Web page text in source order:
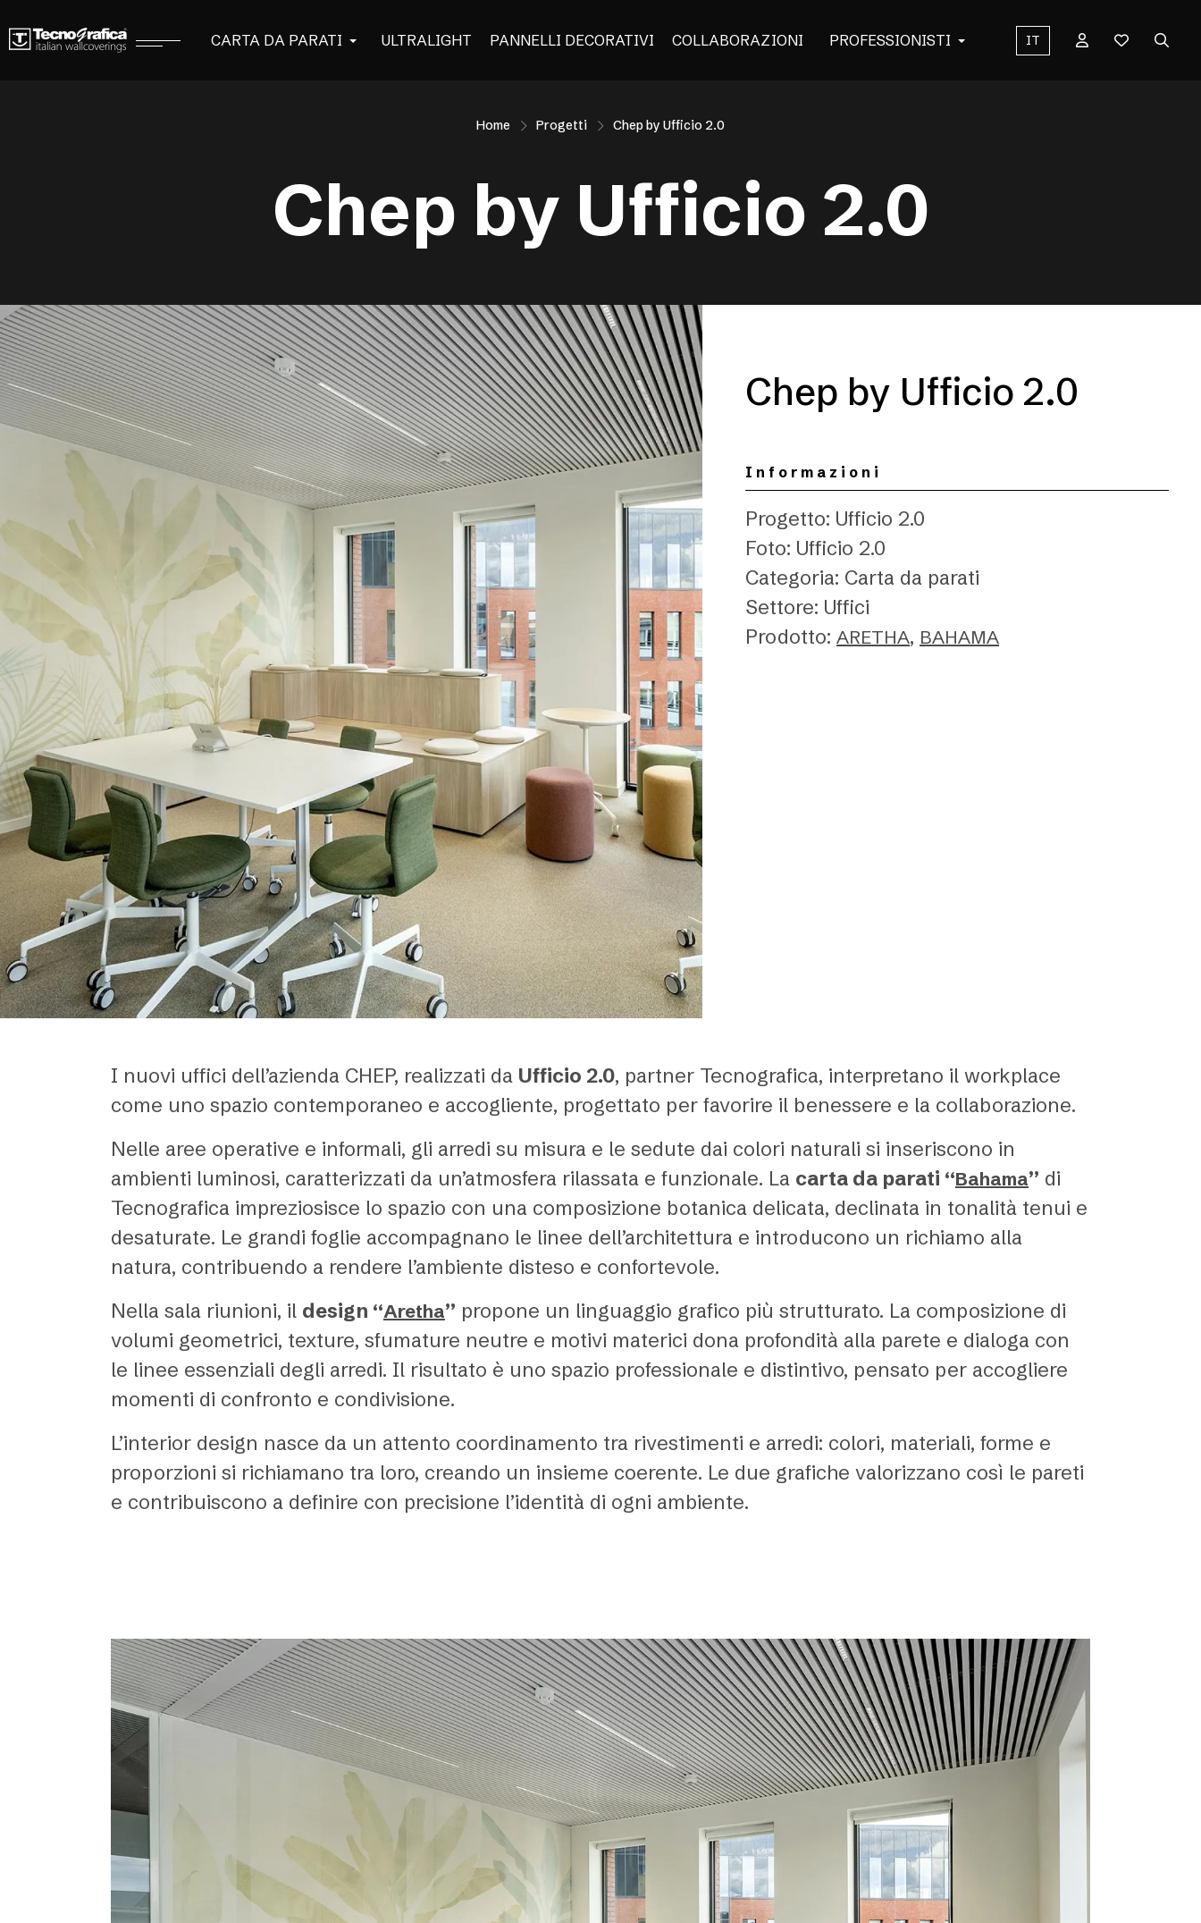
CARTA DA PARATI ULTRALIGHT PANNELLI DECORATIVI COLLABORAZIONI PROFESSIONISTI IT
Home Progetti Chep by Ufficio 2.0
Chep by Ufficio 2.0
Chep by Ufficio 2.0
Informazioni
Progetto: Ufficio 2.0
Foto: Ufficio 2.0
Categoria: Carta da parati
Settore: Uffici
Prodotto: ARETHA, BAHAMA
I nuovi uffici dell’azienda CHEP, realizzati da Ufficio 2.0, partner Tecnografica, interpretano il workplace
come uno spazio contemporaneo e accogliente, progettato per favorire il benessere e la collaborazione.
Nelle aree operative e informali, gli arredi su misura e le sedute dai colori naturali si inseriscono in
ambienti luminosi, caratterizzati da un’atmosfera rilassata e funzionale. La carta da parati “Bahama” di
Tecnografica impreziosisce lo spazio con una composizione botanica delicata, declinata in tonalità tenui e
desaturate. Le grandi foglie accompagnano le linee dell’architettura e introducono un richiamo alla
natura, contribuendo a rendere l’ambiente disteso e confortevole.
Nella sala riunioni, il design “Aretha” propone un linguaggio grafico più strutturato. La composizione di
volumi geometrici, texture, sfumature neutre e motivi materici dona profondità alla parete e dialoga con
le linee essenziali degli arredi. Il risultato è uno spazio professionale e distintivo, pensato per accogliere
momenti di confronto e condivisione.
L’interior design nasce da un attento coordinamento tra rivestimenti e arredi: colori, materiali, forme e
proporzioni si richiamano tra loro, creando un insieme coerente. Le due grafiche valorizzano così le pareti
e contribuiscono a definire con precisione l’identità di ogni ambiente.